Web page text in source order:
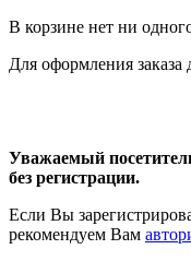
В корзине нет ни
Для оформления заказа
Уважаемый
без регистрации.
Если Вы
рекомендуем Вам